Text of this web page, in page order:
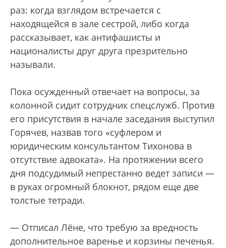
раз: когда взглядом встречается с
находящейся в зале сестрой, либо когда
рассказывает, как антифашисты и
националисты друг друга презрительно
называли.
Пока осужденный отвечает на вопросы, за
колонной сидит сотрудник спецслужб. Против
его присутствия в начале заседания выступил
Горячев, назвав того «суфлером и
юридическим консультантом Тихонова в
отсутствие адвоката». На протяжении всего
дня подсудимый непрестанно ведет записи —
в руках огромный блокнот, рядом еще две
толстые тетради.
— Отписал Лёне, что требую за вредность
дополнительное варенье и корзины печенья.